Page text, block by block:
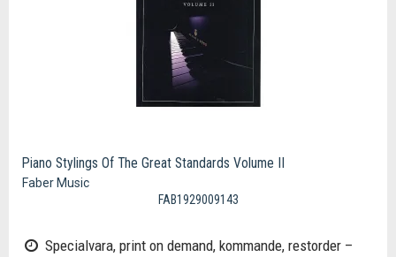
Piano Stylings Of The Great Standards Volume II
Faber Music
FAB1929009143
Specialvara, print on demand, kommande, restorder –